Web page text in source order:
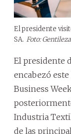
El presidente
SA. Foto:
El presidente
encabezó
Business
Industria
de las